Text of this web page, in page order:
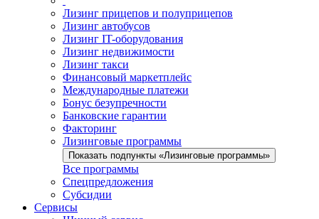
Лизинг прицепов и полуприцепов
Лизинг автобусов
Лизинг IT-оборудования
Лизинг недвижимости
Лизинг такси
Финансовый маркетплейс
Международные платежи
Бонус безупречности
Банковские гарантии
Факторинг
Лизинговые программы
Показать подпункты «Лизинговые программы»
Все программы
Спецпредложения
Субсидии
Сервисы